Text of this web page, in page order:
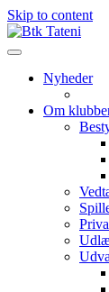
Skip to content
Nyheder
Om